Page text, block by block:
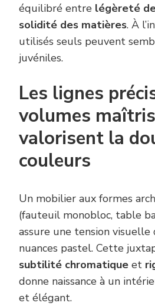
équilibré entre légèreté
solidité des matières. À
utilisés seuls peuvent
juvéniles.
Les lignes
volumes
valorisent la
couleurs
Un mobilier aux formes
(fauteuil monobloc, table
assure une tension
nuances pastel. Cette
subtilité chromatique et
donne naissance à un
et élégant.